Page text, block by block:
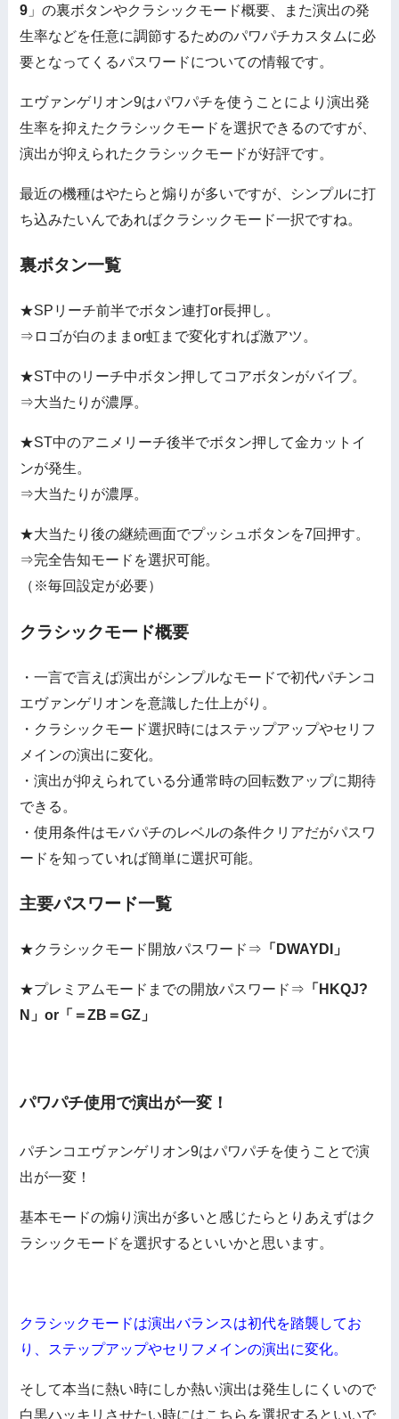
9 」の裏ボタンやクラシックモード概要、また演出の発
生率などを任意に調節するためのパワパチカスタムに必
要となってくるパスワードについての情報です。
エヴァンゲリオン9はパワパチを使うことにより演出発
生率を抑えたクラシックモードを選択できるのですが、
演出が抑えられたクラシックモードが好評です。
最近の機種はやたらと煽りが多いですが、シンプルに打
ち込みたいんであればクラシックモード一択ですね。
裏ボタン一覧
★SPリーチ前半でボタン連打or長押し。
⇒ロゴが白のままor虹まで変化すれば激アツ。
★ST中のリーチ中ボタン押してコアボタンがバイブ。
⇒大当たりが濃厚。
★ST中のアニメリーチ後半でボタン押して金カットイ
ンが発生。
⇒大当たりが濃厚。
★大当たり後の継続画面でプッシュボタンを7回押す。
⇒完全告知モードを選択可能。
（※毎回設定が必要）
クラシックモード概要
・一言で言えば演出がシンプルなモードで初代パチンコ
エヴァンゲリオンを意識した仕上がり。
・クラシックモード選択時にはステップアップやセリフ
メインの演出に変化。
・演出が抑えられている分通常時の回転数アップに期待
できる。
・使用条件はモバパチのレベルの条件クリアだがパスワ
ードを知っていれば簡単に選択可能。
主要パスワード一覧
★クラシックモード開放パスワード⇒ 「DWAYDI」
★プレミアムモードまでの開放パスワード⇒ 「HKQJ?
N」or「＝ZB＝GZ」
パワパチ使用で演出が一変！
パチンコエヴァンゲリオン9はパワパチを使うことで演
出が一変！
基本モードの煽り演出が多いと感じたらとりあえずはク
ラシックモードを選択するといいかと思います。
クラシックモードは演出バランスは初代を踏襲してお
り、ステップアップやセリフメインの演出に変化。
そして本当に熱い時にしか熱い演出は発生しにくいので
白黒ハッキリさせたい時にはこちらを選択するといいで